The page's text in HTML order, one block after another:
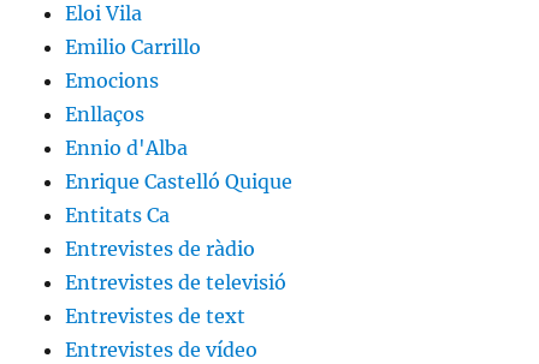
Eloi Vila
Emilio Carrillo
Emocions
Enllaços
Ennio d'Alba
Enrique Castelló Quique
Entitats Ca
Entrevistes de ràdio
Entrevistes de televisió
Entrevistes de text
Entrevistes de vídeo